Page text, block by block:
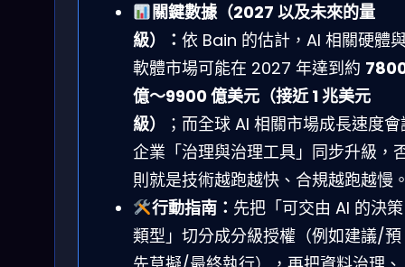
關鍵數據（2027 以及未來的量
級）： 依 Bain 的估計，AI 相關硬體
軟體市場可能在 2027 年達到約
億～9900 億美元（接近 1 兆美元
級）
；而全球 AI 相關市場成長速度會
企業「治理與治理工具」同步升級，
則就是技術越跑越快、合規越跑越慢
行動指南： 先把「可交由 AI 的決策
類型」切分成分級授權（例如建議/預